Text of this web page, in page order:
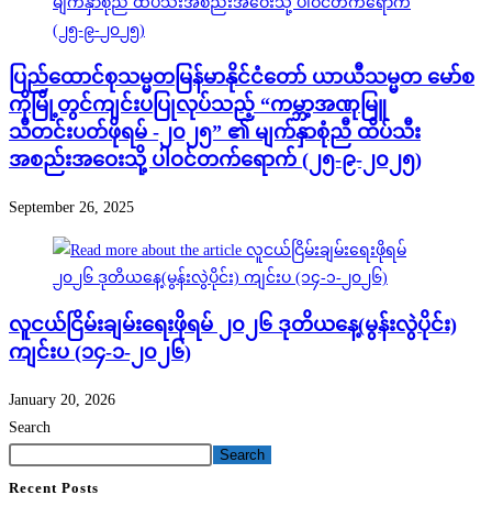
ပြည်ထောင်စုသမ္မတမြန်မာနိုင်ငံတော် ယာယီသမ္မတ မော်စ
ကိုမြို့တွင်ကျင်းပပြုလုပ်သည့် “ကမ္ဘာ့အဏုမြူ
သီတင်းပတ်ဖိုရမ် -၂၀၂၅” ၏ မျက်နှာစုံညီ ထိပ်သီး
အစည်းအဝေးသို့ ပါဝင်တက်ရောက် (၂၅-၉-၂၀၂၅)
September 26, 2025
လူငယ်ငြိမ်းချမ်းရေးဖိုရမ် ၂၀၂၆ ဒုတိယနေ့(မွန်းလွဲပိုင်း)
ကျင်းပ (၁၄-၁-၂၀၂၆)
January 20, 2026
Search
Search
Recent Posts